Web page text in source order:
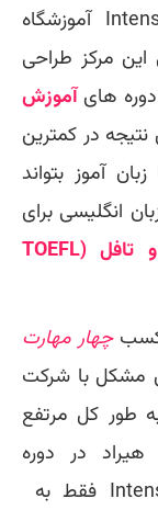
آموزشگاه
مرکز طراحی
هایآموزش
در کمترین
آموز بتواند
انگلیسی برای
تافل (TOEFL
کسبچهار مهارت
مشکل با شرکت
طور کل مرتفع
در دوره
فقط به